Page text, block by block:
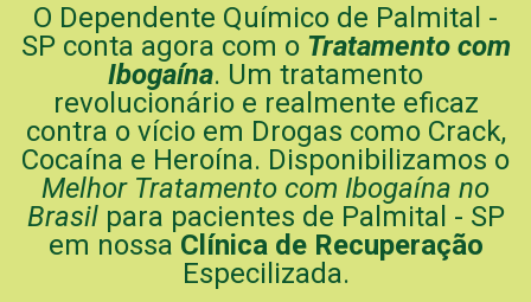
O Dependente Químico de Palmital -
SP conta agora com o Tratamento com
Ibogaína. Um tratamento
revolucionário e realmente eficaz
contra o vício em Drogas como Crack,
Cocaína e Heroína. Disponibilizamos o
Melhor Tratamento com Ibogaína no
Brasil para pacientes de Palmital - SP
em nossa Clínica de Recuperação
Especilizada.